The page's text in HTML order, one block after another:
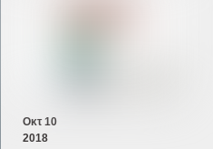
Οκτ 10
2018